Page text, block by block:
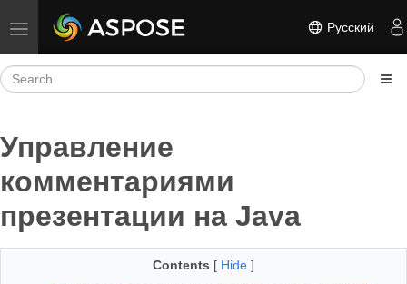
Toggle navigation Русский
Управление
комментариями
презентации на Java
Contents [ Hide ]